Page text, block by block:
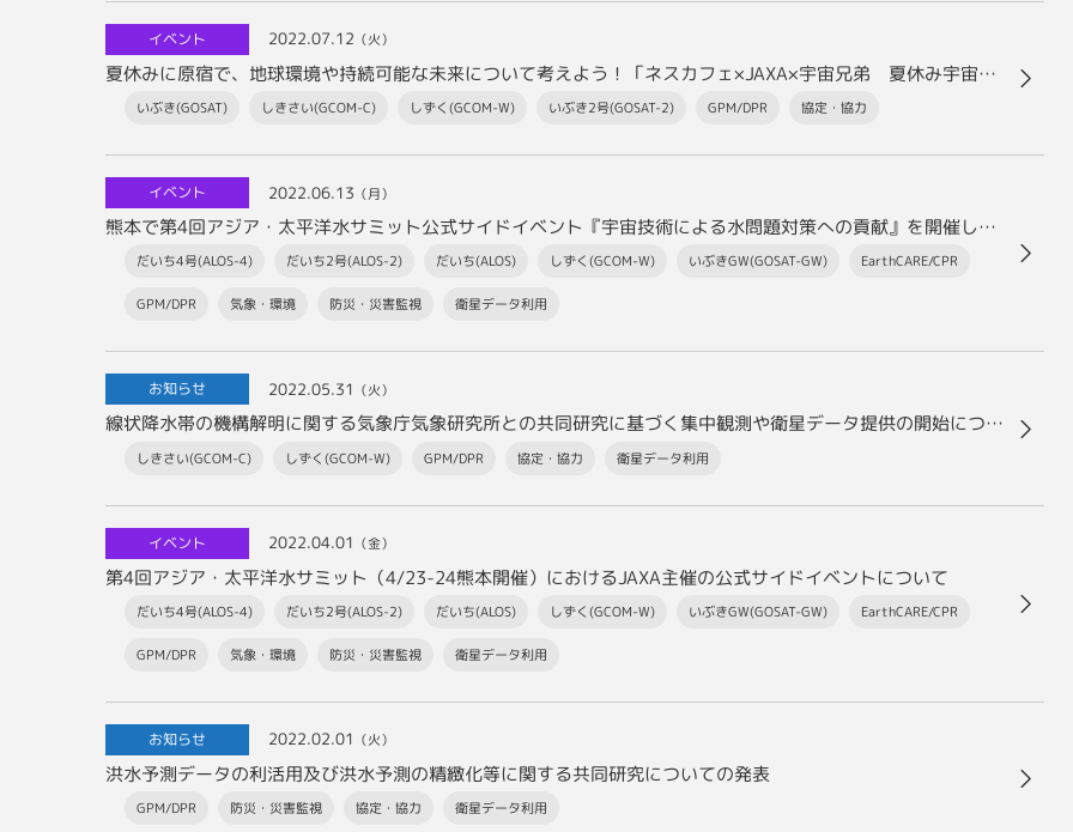
イベント 2022.07.12 （火）
夏休みに原宿で、地球環境や持続可能な未来について考えよう！「ネスカフェ×JAXA×宇宙兄弟 夏休み宇宙・地球ラボ」 7月20日(水)から8月31日(水)まで開催～人工衛星やロケットの素材の展示などの4つの体験学習コースでオリジナルの認定証が完成！～
いぶき(GOSAT) しきさい(GCOM-C) しずく(GCOM-W) いぶき2号(GOSAT-2) GPM/DPR 協定・協力
イベント 2022.06.13 （月）
熊本で第4回アジア・太平洋水サミット公式サイドイベント『宇宙技術による水問題対策への貢献』を開催しました！
だいち4号(ALOS-4) だいち2号(ALOS-2) だいち(ALOS) しずく(GCOM-W) いぶきGW(GOSAT-GW) EarthCARE/CPR
GPM/DPR 気象・環境 防災・災害監視 衛星データ利用
お知らせ 2022.05.31 （火）
線状降水帯の機構解明に関する気象庁気象研究所との共同研究に基づく集中観測や衛星データ提供の開始について
しきさい(GCOM-C) しずく(GCOM-W) GPM/DPR 協定・協力 衛星データ利用
イベント 2022.04.01 （金）
第4回アジア・太平洋水サミット（4/23-24熊本開催）におけるJAXA主催の公式サイドイベントについて
だいち4号(ALOS-4) だいち2号(ALOS-2) だいち(ALOS) しずく(GCOM-W) いぶきGW(GOSAT-GW) EarthCARE/CPR
GPM/DPR 気象・環境 防災・災害監視 衛星データ利用
お知らせ 2022.02.01 （火）
洪水予測データの利活用及び洪水予測の精緻化等に関する共同研究についての発表
GPM/DPR 防災・災害監視 協定・協力 衛星データ利用